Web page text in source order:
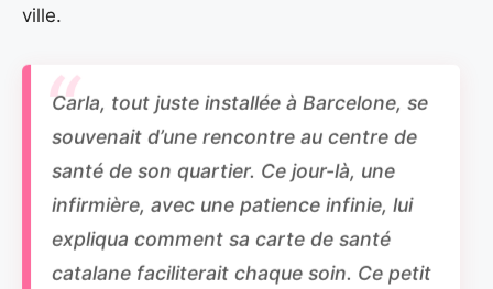
ville.
Carla, tout juste installée à Barcelone, se
souvenait d’une rencontre au centre de
santé de son quartier. Ce jour-là, une
infirmière, avec une patience infinie, lui
expliqua comment sa carte de santé
catalane faciliterait chaque soin. Ce petit